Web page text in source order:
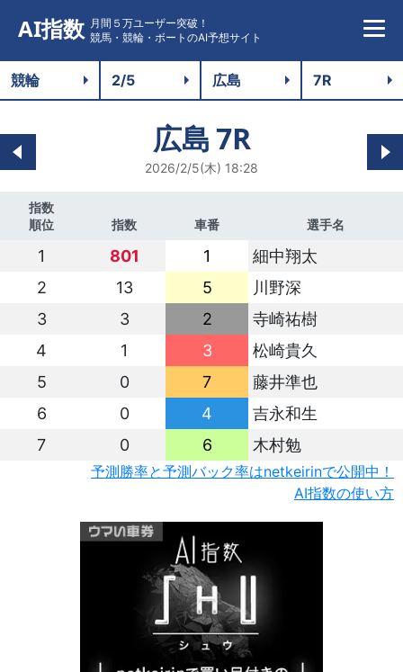
AI指数 月間５万ユーザー突破！
競馬・競輪・ボートのAI予想サイト
広島7R
2026/2/5(木) 18:28
指数
順位
指数 車番 選手名
1 801 1
細中翔太
2
13 5
川野深
3
3 2
寺崎祐樹
4
1 3
松崎貴久
5
0 7
藤井準也
6
0 4
吉永和生
7
0 6 木村勉
予測勝率と予測バック率はnetkeirinで公開中！
AI指数の使い方